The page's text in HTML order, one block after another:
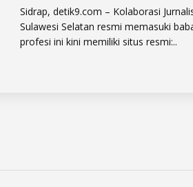
Sidrap, detik9.com – Kolaborasi
Sulawesi Selatan resmi memasuki
profesi ini kini memiliki situs resmi:..